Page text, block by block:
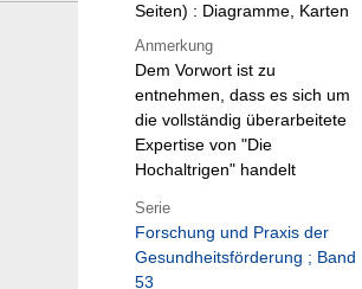
Seiten) : Diagramme, Karten
Anmerkung
Dem Vorwort ist zu
entnehmen, dass es sich um
die vollständig überarbeitete
Expertise von "Die
Hochaltrigen" handelt
Serie
Forschung und Praxis der
Gesundheitsförderung ; Band
53